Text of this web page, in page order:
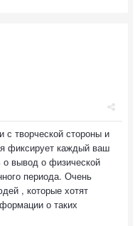
с творческой стороны и
фиксирует каждый ваш
вывод о физической
периода. Очень
, которые хотят
о таких